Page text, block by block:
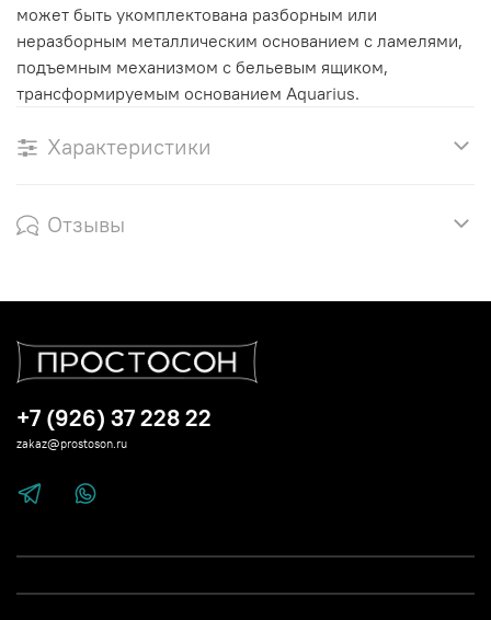
может быть укомплектована разборным или
неразборным металлическим основанием с ламелями,
подъемным механизмом с бельевым ящиком,
трансформируемым основанием Aquarius.
Характеристики
Отзывы
+7 (926) 37 228 22
zakaz@prostoson.ru